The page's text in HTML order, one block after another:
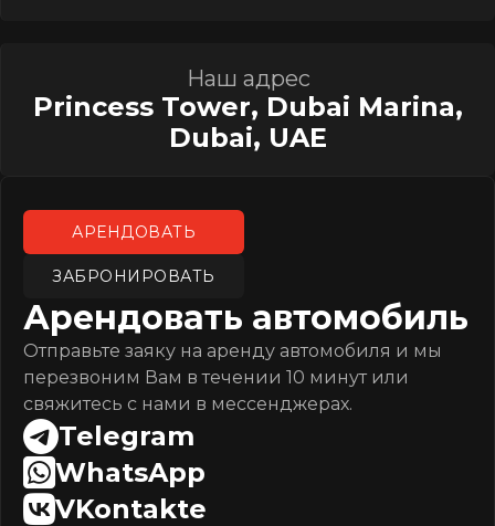
Наш адрес
Princess Tower, Dubai Marina,
Dubai, UAE
АРЕНДОВАТЬ
ЗАБРОНИРОВАТЬ
Арендовать автомобиль
Отправьте заяку на аренду автомобиля и мы
перезвоним Вам в течении 10 минут или
свяжитесь с нами в мессенджерах.
Telegram
WhatsApp
VKontakte